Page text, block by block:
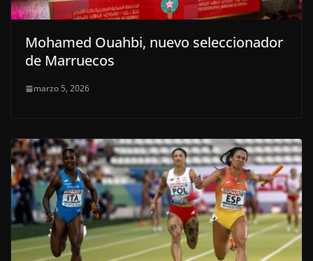
Mohamed Ouahbi, nuevo seleccionador
de Marruecos
marzo 5, 2026